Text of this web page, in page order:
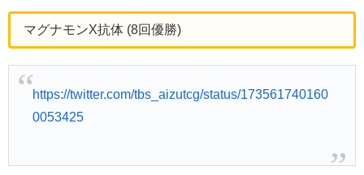
マグナモンX抗体 (8回優勝)
https://twitter.com/tbs_aizutcg/status/173561740160
0053425